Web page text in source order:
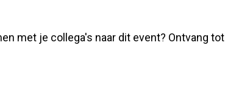
met je collega's naar dit event? Ontvang tot